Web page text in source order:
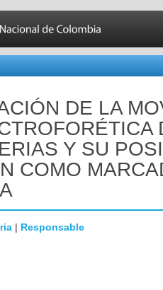
DE LA
Y SU
COMO
| Responsable